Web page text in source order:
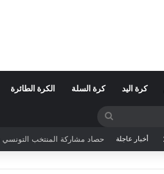
كرة اليد كرة السلة الكرة الطائرة
عن
أخبار عاجلة كأس العالم 2026: تونس تبحث عن حفظ ماء الوجه أمام هولندا